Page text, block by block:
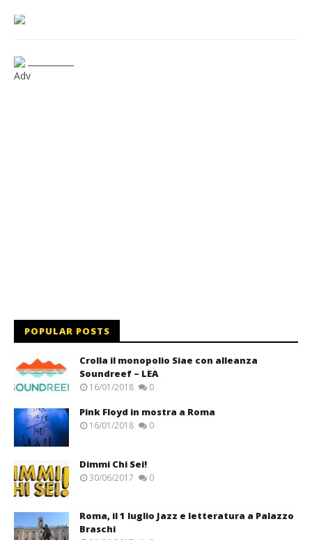
Adv
POPULAR POSTS
Crolla il monopolio Siae con alleanza
Soundreef – LEA
16/01/2018 0
Pink Floyd in mostra a Roma
16/01/2018 0
Dimmi Chi Sei!
30/06/2017 0
Roma, il 1 luglio Jazz e letteratura a Palazzo
Braschi